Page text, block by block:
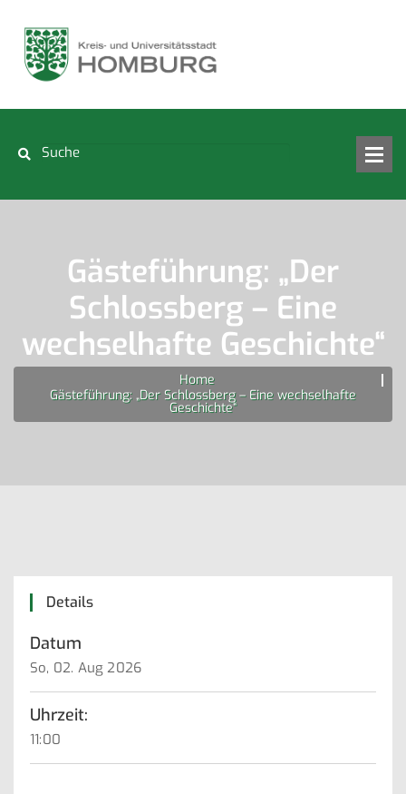
Gästeführung: „Der
Schlossberg – Eine
wechselhafte Geschichte“
Home
Gästeführung: „Der Schlossberg – Eine wechselhafte
Geschichte“
Details
Datum
So, 02. Aug 2026
Uhrzeit:
11:00